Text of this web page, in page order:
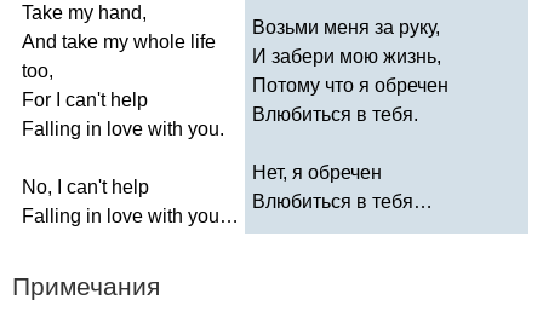
Take my hand,
And take my whole life
too,
For
can't help
Falling in love with you.
No, can't help
Falling in love with you…
Возьми меня за руку,
И забери мою жизнь,
Потому что я обречен
Влюбиться в тебя.
Нет, я обречен
Влюбиться в тебя…
Примечания